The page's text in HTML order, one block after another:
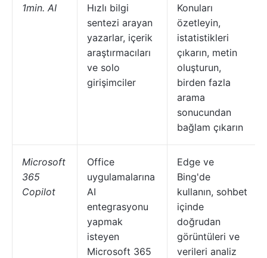
1min. AI
Hızlı bilgi
sentezi arayan
yazarlar, içerik
araştırmacıları
ve solo
girişimciler
Konuları
özetleyin,
istatistikleri
çıkarın, metin
oluşturun,
birden fazla
arama
sonucundan
bağlam çıkarın
Microsoft
365
Copilot
Office
uygulamalarına
AI
entegrasyonu
yapmak
isteyen
Microsoft 365
Edge ve
Bing'de
kullanın, sohbet
içinde
doğrudan
görüntüleri ve
verileri analiz